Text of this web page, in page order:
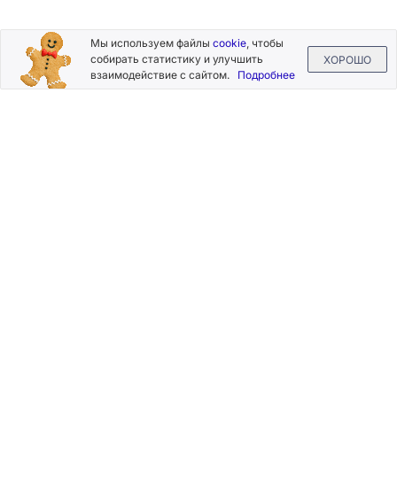
Подписывайтесь
на новости и акции
Мы используем файлы cookie, чтобы
собирать статистику и улучшить
взаимодействие с сайтом. Подробнее
ХОРОШО